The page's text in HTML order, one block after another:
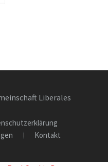
Liberales
Kontakt